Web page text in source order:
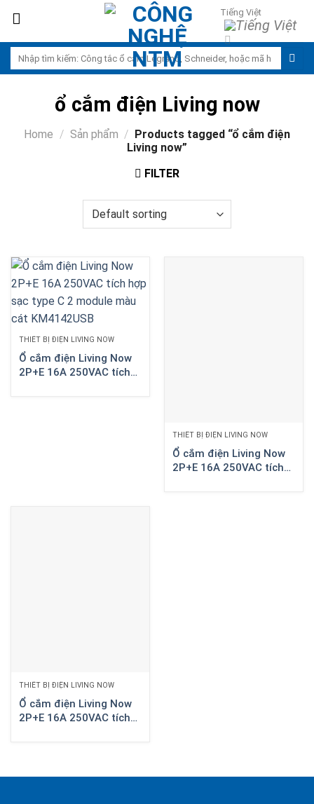
content
Tiếng Việt
Search
for:
ổ cắm điện Living now
Home / Sản phẩm /
Products tagged “ổ cắm điện
Living now”
FILTER
THIẾT BỊ ĐIỆN LIVING NOW
Ổ cắm điện Living Now
2P+E 16A 250VAC tích
THIẾT BỊ ĐIỆN LIVING NOW
Ổ cắm điện Living Now
2P+E 16A 250VAC tích
THIẾT BỊ ĐIỆN LIVING NOW
Ổ cắm điện Living Now
2P+E 16A 250VAC tích